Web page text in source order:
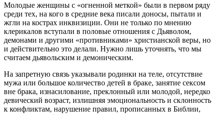
Молодые женщины с «огненной меткой» были в первом ряду
среди тех, на кого в средние века писали доносы, пытали и
жгли на кострах инквизиции. Они не только по мнению
клерикалов вступали в половые отношения с Дьяволом,
демонами и другими «противниками» христианской веры, но
и действительно это делали. Нужно лишь уточнять, что мы
считаем дьявольским и демоническим.
На запретную связь указывали родинки на теле, отсутствие
мужа или большое количество детей в браке, занятие сексом
вне брака, изнасилование, преклонный или молодой, нередко
девический возраст, излишняя эмоциональность и склонность
к конфликтам, нарушение правил, прописанных в Библии,